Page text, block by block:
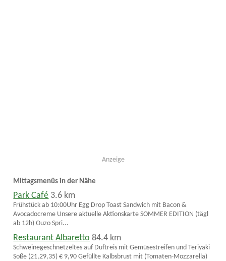
Anzeige
Mittagsmenüs in der Nähe
Park Café 3.6 km
Frühstück ab 10:00Uhr Egg Drop Toast Sandwich mit Bacon &
Avocadocreme Unsere aktuelle Aktionskarte SOMMER EDITION (tägl
ab 12h) Ouzo Spri...
Restaurant Albaretto 84.4 km
Schweinegeschnetzeltes auf Duftreis mit Gemüsestreifen und Teriyaki
Soße (21,29,35) € 9,90 Gefüllte Kalbsbrust mit (Tomaten-Mozzarella)